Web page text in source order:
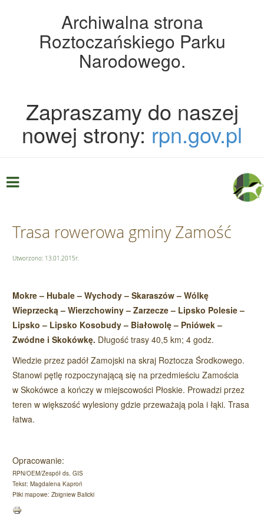
Archiwalna strona
Roztoczańskiego Parku
Narodowego.
Zapraszamy do naszej
nowej strony: rpn.gov.pl
Trasa rowerowa gminy Zamość
Utworzono: 13.01.2015r.
Mokre – Hubale – Wychody – Skaraszów – Wólkę
Wieprzecką – Wierzchowiny – Zarzecze – Lipsko Polesie –
Lipsko – Lipsko Kosobudy – Białowolę – Pniówek –
Zwódne i Skokówkę. Długość trasy 40,5 km; 4 godz.
Wiedzie przez padół Zamojski na skraj Roztocza Środkowego.
Stanowi pętlę rozpoczynającą się na przedmieściu Zamościa
w Skokówce a kończy w miejscowości Płoskie. Prowadzi przez
teren w większość wylesiony gdzie przeważają pola i łąki. Trasa
łatwa.
Opracowanie:
RPN/OEM/Zespół ds. GIS
Tekst: Magdalena Kaproń
Pliki mapowe: Zbigniew Balicki